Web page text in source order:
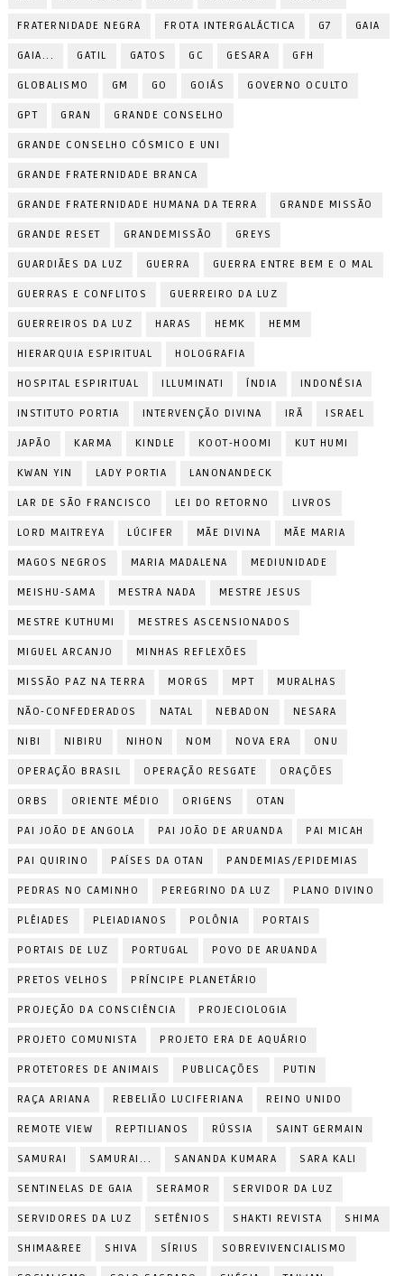
FRATERNIDADE NEGRA FROTA INTERGALÁCTICA G7 GAIA
GAIA... GATIL GATOS GC GESARA GFH
GLOBALISMO GM GO GOIÁS GOVERNO OCULTO
GPT GRAN GRANDE CONSELHO
GRANDE CONSELHO CÓSMICO E UNI
GRANDE FRATERNIDADE BRANCA
GRANDE FRATERNIDADE HUMANA DA TERRA GRANDE MISSÃO
GRANDE RESET GRANDEMISSÃO GREYS
GUARDIÃES DA LUZ GUERRA GUERRA ENTRE BEM E O MAL
GUERRAS E CONFLITOS GUERREIRO DA LUZ
GUERREIROS DA LUZ HARAS HEMK HEMM
HIERARQUIA ESPIRITUAL HOLOGRAFIA
HOSPITAL ESPIRITUAL ILLUMINATI ÍNDIA INDONÉSIA
INSTITUTO PORTIA INTERVENÇÃO DIVINA IRÃ ISRAEL
JAPÃO KARMA KINDLE KOOT-HOOMI KUT HUMI
KWAN YIN LADY PORTIA LANONANDECK
LAR DE SÃO FRANCISCO LEI DO RETORNO LIVROS
LORD MAITREYA LÚCIFER MÃE DIVINA MÃE MARIA
MAGOS NEGROS MARIA MADALENA MEDIUNIDADE
MEISHU-SAMA MESTRA NADA MESTRE JESUS
MESTRE KUTHUMI MESTRES ASCENSIONADOS
MIGUEL ARCANJO MINHAS REFLEXÕES
MISSÃO PAZ NA TERRA MORGS MPT MURALHAS
NÃO-CONFEDERADOS NATAL NEBADON NESARA
NIBI NIBIRU NIHON NOM NOVA ERA ONU
OPERAÇÃO BRASIL OPERAÇÃO RESGATE ORAÇÕES
ORBS ORIENTE MÉDIO ORIGENS OTAN
PAI JOÃO DE ANGOLA PAI JOÃO DE ARUANDA PAI MICAH
PAI QUIRINO PAÍSES DA OTAN PANDEMIAS/EPIDEMIAS
PEDRAS NO CAMINHO PEREGRINO DA LUZ PLANO DIVINO
PLÊIADES PLEIADIANOS POLÔNIA PORTAIS
PORTAIS DE LUZ PORTUGAL POVO DE ARUANDA
PRETOS VELHOS PRÍNCIPE PLANETÁRIO
PROJEÇÃO DA CONSCIÊNCIA PROJECIOLOGIA
PROJETO COMUNISTA PROJETO ERA DE AQUÁRIO
PROTETORES DE ANIMAIS PUBLICAÇÕES PUTIN
RAÇA ARIANA REBELIÃO LUCIFERIANA REINO UNIDO
REMOTE VIEW REPTILIANOS RÚSSIA SAINT GERMAIN
SAMURAI SAMURAI... SANANDA KUMARA SARA KALI
SENTINELAS DE GAIA SERAMOR SERVIDOR DA LUZ
SERVIDORES DA LUZ SETÊNIOS SHAKTI REVISTA SHIMA
SHIMA&REE SHIVA SÍRIUS SOBREVIVENCIALISMO